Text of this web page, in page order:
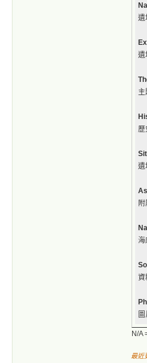
遺
遺
主
歷
遺
海
資
圖
N/A
最近